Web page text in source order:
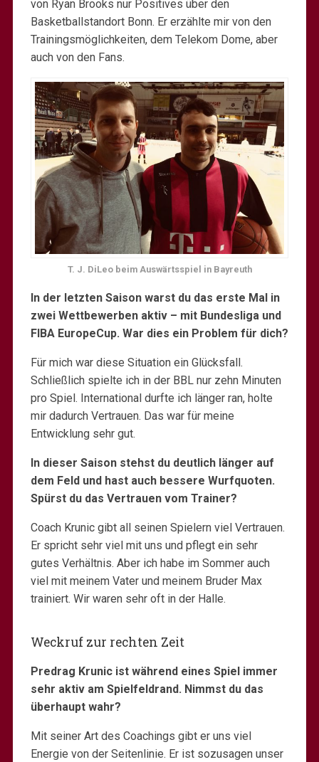
von Ryan Brooks nur Positives über den
Basketballstandort Bonn. Er erzählte mir von den
Trainingsmöglichkeiten, dem Telekom Dome, aber
auch von den Fans.
T. J. DiLeo beim Auswärtsspiel in Bayreuth
In der letzten Saison warst du das erste Mal in
zwei Wettbewerben aktiv – mit Bundesliga und
FIBA EuropeCup. War dies ein Problem für dich?
Für mich war diese Situation ein Glücksfall.
Schließlich spielte ich in der BBL nur zehn Minuten
pro Spiel. International durfte ich länger ran, holte
mir dadurch Vertrauen. Das war für meine
Entwicklung sehr gut.
In dieser Saison stehst du deutlich länger auf
dem Feld und hast auch bessere Wurfquoten.
Spürst du das Vertrauen vom Trainer?
Coach Krunic gibt all seinen Spielern viel Vertrauen.
Er spricht sehr viel mit uns und pflegt ein sehr
gutes Verhältnis. Aber ich habe im Sommer auch
viel mit meinem Vater und meinem Bruder Max
trainiert. Wir waren sehr oft in der Halle.
Weckruf zur rechten Zeit
Predrag Krunic ist während eines Spiel immer
sehr aktiv am Spielfeldrand. Nimmst du das
überhaupt wahr?
Mit seiner Art des Coachings gibt er uns viel
Energie von der Seitenlinie. Er ist sozusagen unser